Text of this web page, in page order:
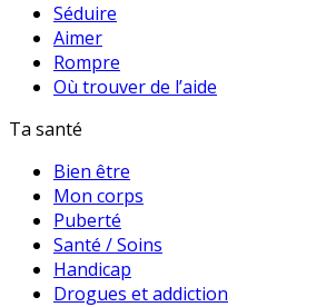
Séduire
Aimer
Rompre
Où trouver de l’aide
Ta santé
Bien être
Mon corps
Puberté
Santé / Soins
Handicap
Drogues et addiction